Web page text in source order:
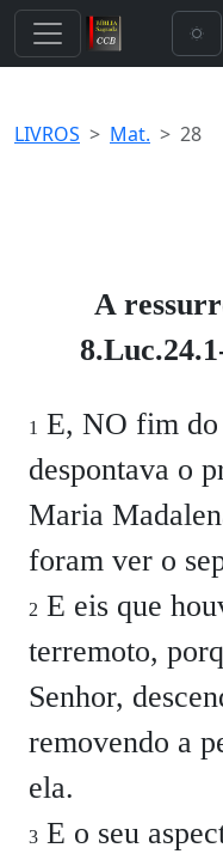
LIVROS Mat. 28
A
1 E, NO fim do
despontava o
Maria
foram ver o
2 E eis que
terremoto,
Senhor,
removendo a
ela.
3 E o seu